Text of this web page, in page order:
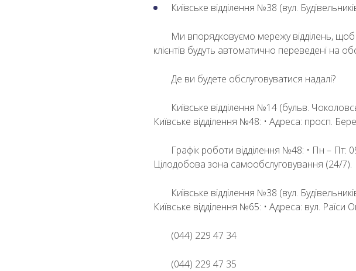
Київське відділення №38 (вул.
Ми впорядковуємо мережу відділень, щоб
клієнтів будуть автоматично переведені на
Де ви будете обслуговуватися надалі?
Київське відділення №14 (бульв.
Київське відділення №48: • Адреса: просп.
Графік роботи відділення №48: • Пн – Пт:
Цілодобова зона самообслуговування (24/7).
Київське відділення №38 (вул.
Київське відділення №65: • Адреса: вул. Раїси
(044) 229 47 34
(044) 229 47 35